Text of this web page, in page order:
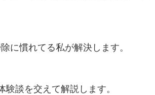
に慣れてる私が解決します。
験談を交えて解説します。